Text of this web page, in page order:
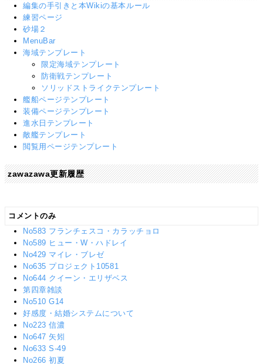
編集の手引きと本Wikiの基本ルール
練習ページ
砂場２
MenuBar
海域テンプレート
限定海域テンプレート
防衛戦テンプレート
ソリッドストライクテンプレート
艦船ページテンプレート
装備ページテンプレート
進水日テンプレート
敵艦テンプレート
閲覧用ページテンプレート
zawazawa更新履歴
コメントのみ
No583 フランチェスコ・カラッチョロ
No589 ヒュー・W・ハドレイ
No429 マイレ・ブレゼ
No635 プロジェクト10581
No644 クイーン・エリザベス
第四章雑談
No510 G14
好感度・結婚システムについて
No223 信濃
No647 矢矧
No633 S-49
No266 初夏